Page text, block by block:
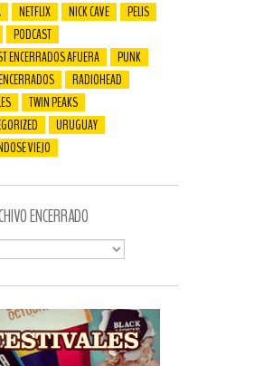
NETFLIX NICK CAVE
PELIS
PODCAST
ENCERRADOS AFUERA
PUNK
RADIOHEAD
TWIN PEAKS
URUGUAY
VIEJO
ENCERRADO